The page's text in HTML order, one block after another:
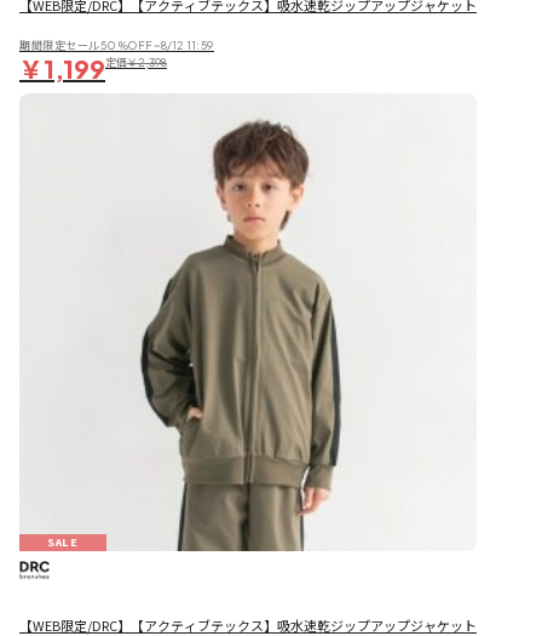
【WEB限定/DRC】【アクティブテックス】吸水速乾ジップアップジャケット
期間限定セール50％OFF~8/12 11:59
￥1,199定価￥2,398
SALE
【WEB限定/DRC】【アクティブテックス】吸水速乾ジップアップジャケット